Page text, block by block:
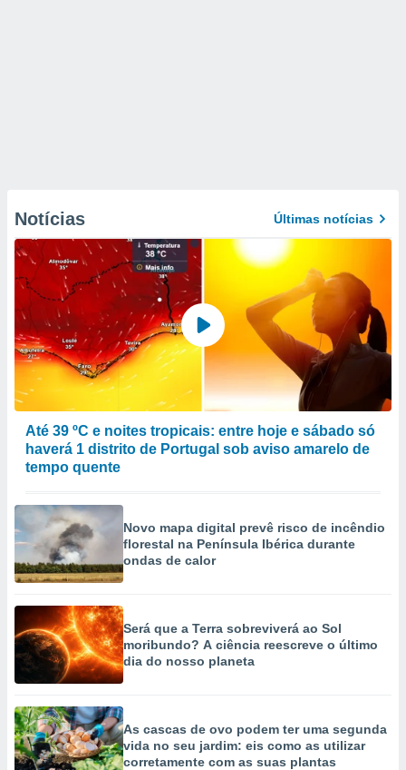
Notícias Últimas notícias
Até 39 ºC e noites tropicais: entre hoje e sábado só
haverá 1 distrito de Portugal sob aviso amarelo de
tempo quente
Novo mapa digital prevê risco de incêndio
florestal na Península Ibérica durante
ondas de calor
Será que a Terra sobreviverá ao Sol
moribundo? A ciência reescreve o último
dia do nosso planeta
As cascas de ovo podem ter uma segunda
vida no seu jardim: eis como as utilizar
corretamente com as suas plantas